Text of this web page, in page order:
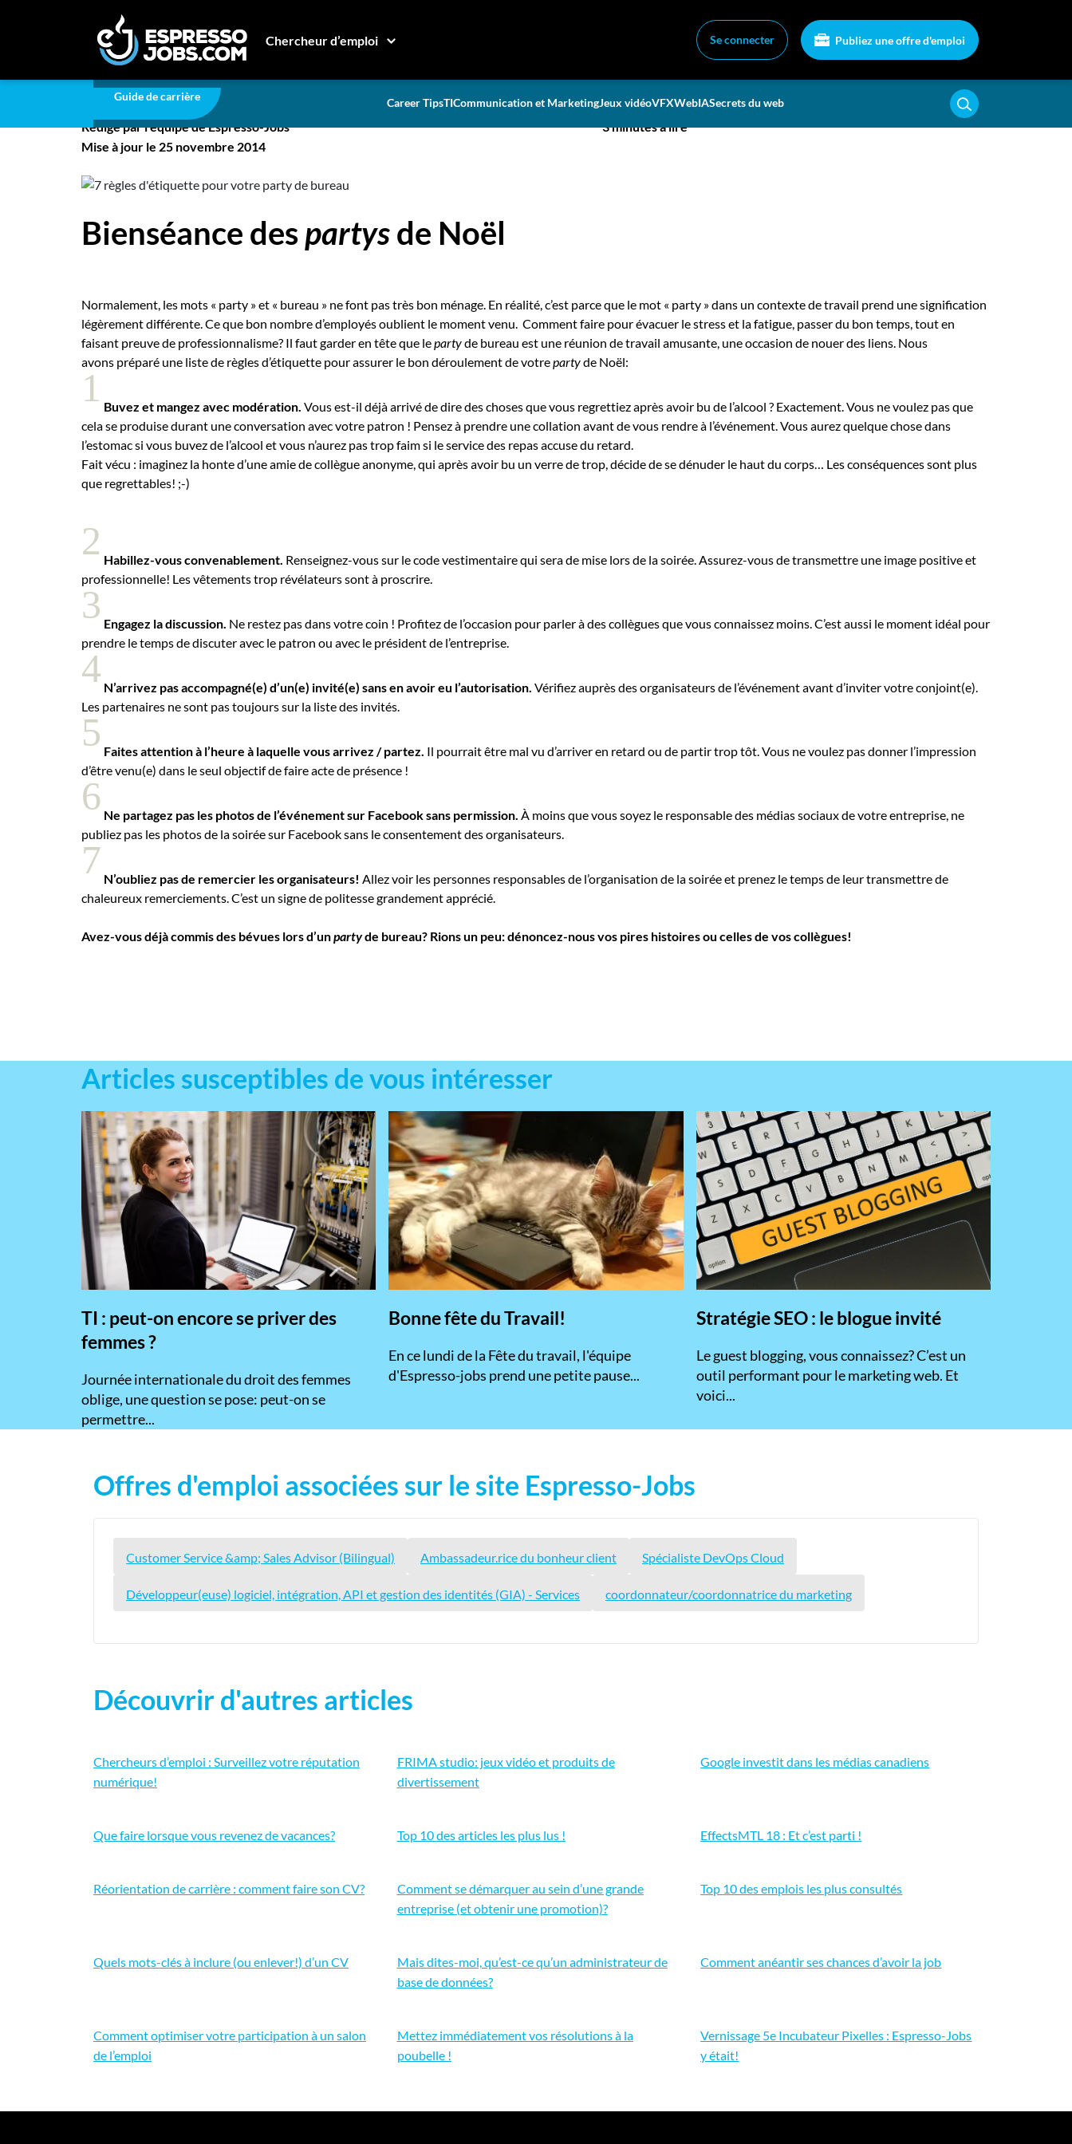
Chercheur d’emploi Se connecter Publiez une offre d'emploi
Créez un compte
Emplois
Recherchez un emploi
Ma boîte à outils
Inscrivez-vous à l'infolettre
Employeurs
Guide de carrière Career TipsTICommunication et MarketingJeux vidéoVFXWebIASecrets du web
Carrière 7 règles d'étiquette pour votre party de bureau
7 règles d'étiquette pour votre party de bureau
Rédigé par l'équipe de Espresso-Jobs
Mise à jour le 25 novembre 2014
3 minutes à lire
Bienséance despartysde Noël
Normalement, les mots « party » et « bureau » ne font pas très bon ménage. En réalité, c’est parce que le mot « party » dans un contexte de travail prend une signification
légèrement différente. Ce que bon nombre d’employés oublient le moment venu. Comment faire pour évacuer le stress et la fatigue, passer du bon temps, tout en
faisant preuve de professionnalisme? Il faut garder en tête que lepartyde bureau est une réunion de travail amusante, une occasion de nouer des liens. Nous
avons préparé une liste de règles d’étiquette pour assurer le bon déroulement de votrepartyde Noël:
1 Buvez et mangez avec modération. Vous est-il déjà arrivé de dire des choses que vous regrettiez après avoir bu de l’alcool ? Exactement. Vous ne voulez pas que
cela se produise durant une conversation avec votre patron ! Pensez à prendre une collation avant de vous rendre à l’événement. Vous aurez quelque chose dans
l’estomac si vous buvez de l’alcool et vous n’aurez pas trop faim si le service des repas accuse du retard.
Fait vécu : imaginez la honte d’une amie de collègue anonyme, qui après avoir bu un verre de trop, décide de se dénuder le haut du corps… Les conséquences sont plus
que regrettables! ;-)
2 Habillez-vous convenablement. Renseignez-vous sur le code vestimentaire qui sera de mise lors de la soirée. Assurez-vous de transmettre une image positive et
professionnelle! Les vêtements trop révélateurs sont à proscrire.
3 Engagez la discussion. Ne restez pas dans votre coin ! Profitez de l’occasion pour parler à des collègues que vous connaissez moins. C’est aussi le moment idéal pour
prendre le temps de discuter avec le patron ou avec le président de l’entreprise.
4 N’arrivez pas accompagné(e) d’un(e) invité(e) sans en avoir eu l’autorisation. Vérifiez auprès des organisateurs de l’événement avant d’inviter votre conjoint(e).
Les partenaires ne sont pas toujours sur la liste des invités.
5 Faites attention à l’heure à laquelle vous arrivez / partez. Il pourrait être mal vu d’arriver en retard ou de partir trop tôt. Vous ne voulez pas donner l’impression
d’être venu(e) dans le seul objectif de faire acte de présence !
6 Ne partagez pas les photos de l’événement sur Facebook sans permission. À moins que vous soyez le responsable des médias sociaux de votre entreprise, ne
publiez pas les photos de la soirée sur Facebook sans le consentement des organisateurs.
7 N’oubliez pas de remercier les organisateurs! Allez voir les personnes responsables de l’organisation de la soirée et prenez le temps de leur transmettre de
chaleureux remerciements. C’est un signe de politesse grandement apprécié.
Avez-vous déjà commis des bévues lors d’unpartyde bureau? Rions un peu: dénoncez-nous vos pires histoires ou celles de vos collègues!
Articles susceptibles de vous intéresser
TI : peut-on encore se priver des
femmes ?
​Journée internationale du droit des femmes
oblige, une question se pose: peut-on se
permettre...
Bonne fête du Travail!
En ce lundi de la Fête du travail, l'équipe
d'Espresso-jobs prend une petite pause...
Stratégie SEO : le blogue invité
​Le guest blogging, vous connaissez? C’est un
outil performant pour le marketing web. Et
voici...
Offres d'emploi associées sur le site Espresso-Jobs
Customer Service &amp; Sales Advisor (Bilingual) Ambassadeur.rice du bonheur client Spécialiste DevOps Cloud
Développeur(euse) logiciel, intégration, API et gestion des identités (GIA) - Services coordonnateur/coordonnatrice du marketing
Découvrir d'autres articles
Chercheurs d’emploi : Surveillez votre réputation
numérique!
FRIMA studio: jeux vidéo et produits de
divertissement
Google investit dans les médias canadiens
Que faire lorsque vous revenez de vacances? Top 10 des articles les plus lus ! EffectsMTL 18 : Et c’est parti !
Réorientation de carrière : comment faire son CV?
Comment se démarquer au sein d’une grande
entreprise (et obtenir une promotion)?
Top 10 des emplois les plus consultés
Quels mots-clés à inclure (ou enlever!) d’un CV
Mais dites-moi, qu’est-ce qu’un administrateur de
base de données?
Comment anéantir ses chances d’avoir la job
Comment optimiser votre participation à un salon
de l’emploi
Mettez immédiatement vos résolutions à la
poubelle !
Vernissage 5e Incubateur Pixelles : Espresso-Jobs
y était!